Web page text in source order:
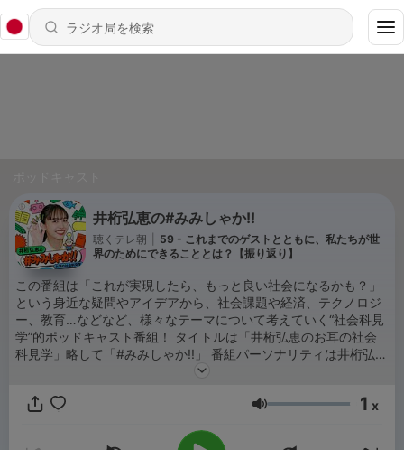
井桁弘恵の#みみしゃか!!
聴くテレ朝
59 - これまでのゲストとともに、私たちが世
界のためにできることとは？【振り返り】
この番組は「これが実現したら、もっと良い社会になるかも？」
という身近な疑問やアイデアから、社会課題や経済、テクノロジ
ー、教育…などなど、様々なテーマについて考えていく“社会科見
学”的ポッドキャスト番組！ タイトルは「井桁弘恵のお耳の社会
科見学」略して「#みみしゃか!!」 番組パーソナリティは井桁弘恵
音量 1 x